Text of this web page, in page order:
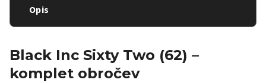
Opis
Black Inc Sixty Two (62) –
komplet obročev